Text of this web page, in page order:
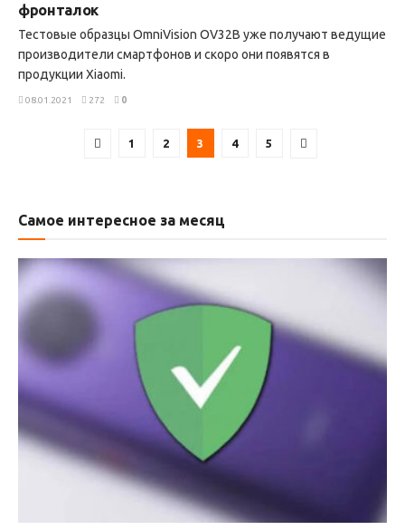
фронталок
Тестовые образцы OmniVision OV32B уже получают ведущие
производители смартфонов и скоро они появятся в
продукции Xiaomi.
08.01.2021 272 0
1 2 3 4 5
Самое интересное за месяц